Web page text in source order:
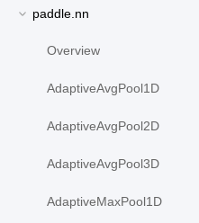
paddle.nn
Overview
AdaptiveAvgPool1D
AdaptiveAvgPool2D
AdaptiveAvgPool3D
AdaptiveMaxPool1D